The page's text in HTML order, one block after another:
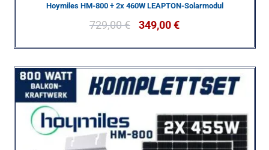
Hoymiles HM-800 + 2x 460W LEAPTON-Solarmodul
729,00€ 349,00€